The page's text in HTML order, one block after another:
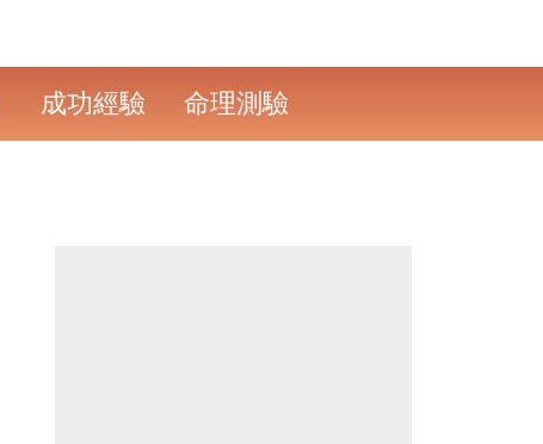
成功經驗 命理測驗